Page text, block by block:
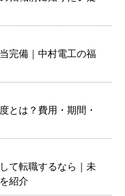
完備｜中村電工の福
とは？費用・期間・
て転職するなら｜未
紹介